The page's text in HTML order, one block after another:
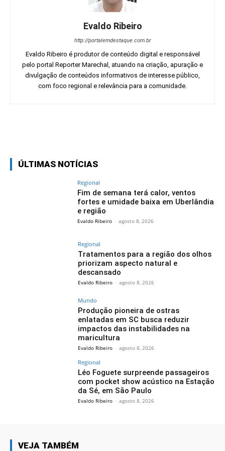
Evaldo Ribeiro
http://portalemdestaque.com.br
Evaldo Ribeiro é produtor de conteúdo digital e responsável
pelo portal Reporter Marechal, atuando na criação, apuração e
divulgação de conteúdos informativos de interesse público,
com foco regional e relevância para a comunidade.
ÚLTIMAS NOTÍCIAS
Regional
Fim de semana terá calor, ventos
fortes e umidade baixa em Uberlândia
e região
Evaldo Ribeiro - agosto 8, 2026
Regional
Tratamentos para a região dos olhos
priorizam aspecto natural e
descansado
Evaldo Ribeiro - agosto 8, 2026
Mundo
Produção pioneira de ostras
enlatadas em SC busca reduzir
impactos das instabilidades na
maricultura
Evaldo Ribeiro - agosto 8, 2026
Regional
Léo Foguete surpreende passageiros
com pocket show acústico na Estação
da Sé, em São Paulo
Evaldo Ribeiro - agosto 8, 2026
VEJA TAMBÉM